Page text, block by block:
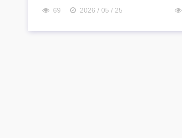
69 2026 / 05 / 25